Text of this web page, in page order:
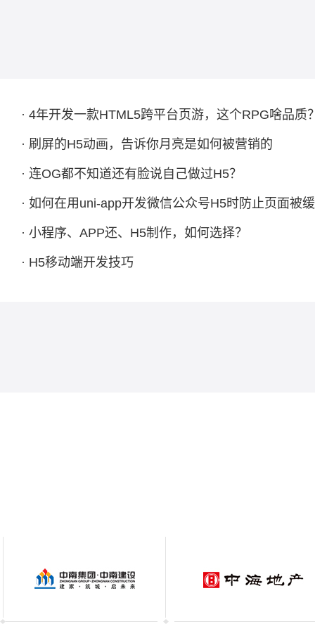
· 4年开发一款HTML5跨平台页游，这个RPG啥品质
· 刷屏的H5动画，告诉你月亮是如何被营销的
· 连OG都不知道还有脸说自己做过H5？
· 如何在用uni-app开发微信公众号H5时防止页面被缓
· 小程序、APP还、H5制作，如何选择？
· H5移动端开发技巧